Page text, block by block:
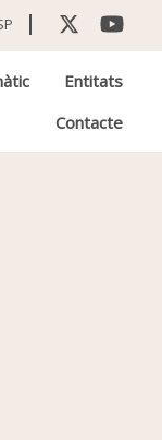
Entitats
Contacte